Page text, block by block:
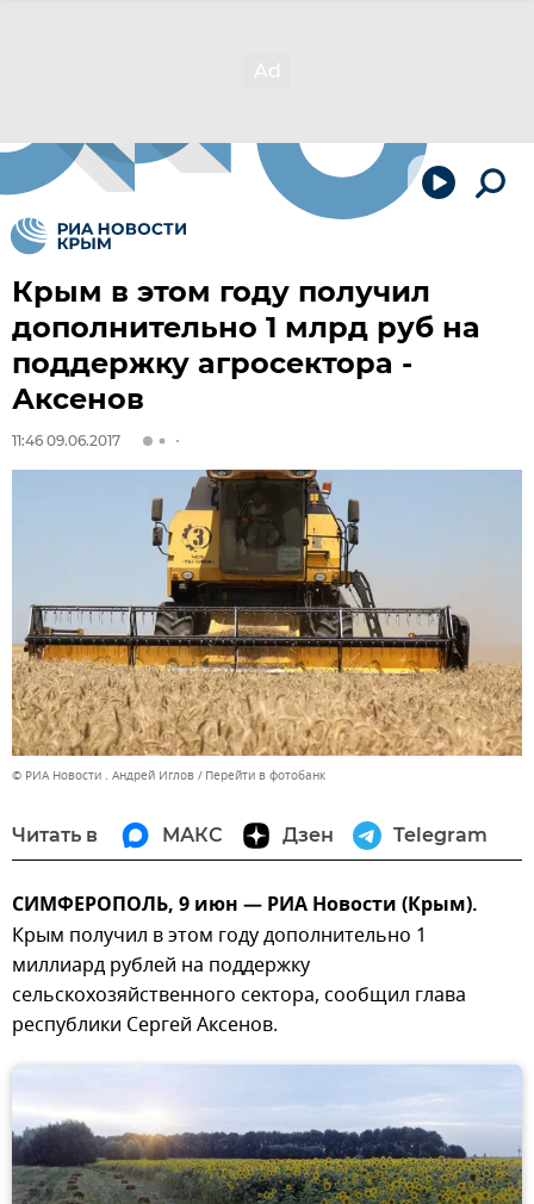
Крым в этом году получил
дополнительно 1 млрд руб на
поддержку агросектора -
Аксенов
11:46 09.06.2017
© РИА Новости . Андрей Иглов Перейти в фотобанк
Читать в МАКС Дзен Telegram
СИМФЕРОПОЛЬ, 9 июн — РИА Новости (Крым).
Крым получил в этом году дополнительно 1
миллиард рублей на поддержку
сельскохозяйственного сектора, сообщил глава
республики Сергей Аксенов.